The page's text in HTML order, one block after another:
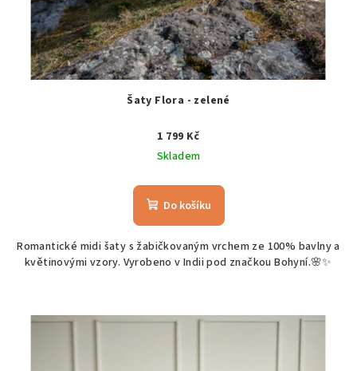
Šaty Flora - zelené
1 799 Kč
Skladem
Do košíku
Romantické midi šaty s žabičkovaným vrchem ze 100% bavlny a
květinovými vzory. Vyrobeno v Indii pod značkou Bohyní.🌸✨